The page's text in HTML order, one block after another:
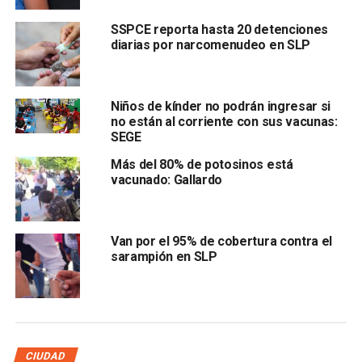
de menores de 12 a 17 años, es decir, en hospitales o
centros de salud:
“Nosotros estamos a la espera que el IMSS, a través de
Brigada Correcaminos,
Vacunación”.
Verónica Rodríguez señaló que la jornada de vacunación
iniciará en los municipios de San Luis Potosí y
Soledad y se aplicará la dosis de Pfizer.
La Secretaría de Salud informó que se presentaron 265
SSPCE reporta hasta 20 detenciones
diarias por narcomenudeo en SLP
Niños de kínder no podrán ingresar si
no están al corriente con sus vacunas:
SEGE
Más del 80% de potosinos está
vacunado: Gallardo
Van por el 95% de cobertura contra el
sarampión en SLP
CIUDAD